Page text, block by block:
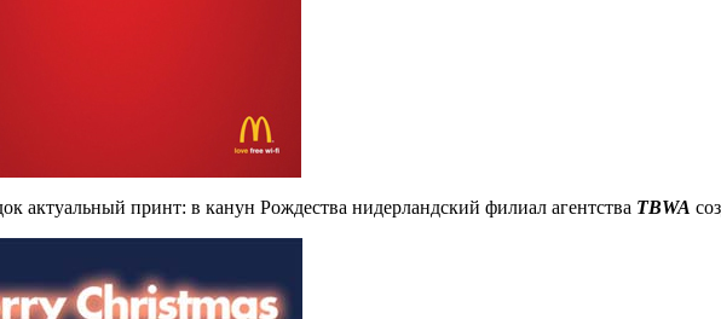
актуальный принт: в канун Рождества нидерландский филиал агентства TBWA